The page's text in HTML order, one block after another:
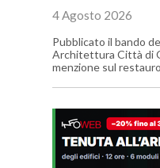
4 Agosto 2026
Pubblicato il bando
Architettura Città di
menzione sul